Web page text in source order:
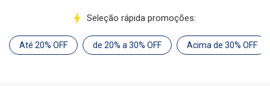
Seleção rápida promoções:
Até 20% OFF de 20% a 30% OFF Acima de 30% OFF